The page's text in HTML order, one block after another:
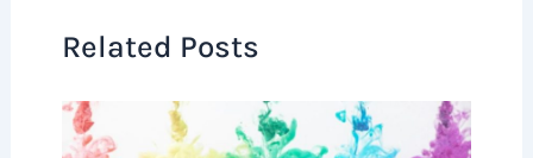
Related Posts